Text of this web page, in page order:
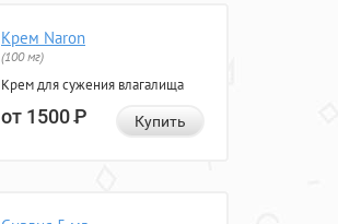
Крем Naron
(100 мг)
Крем для сужения влагалища
от 1500Р Купить